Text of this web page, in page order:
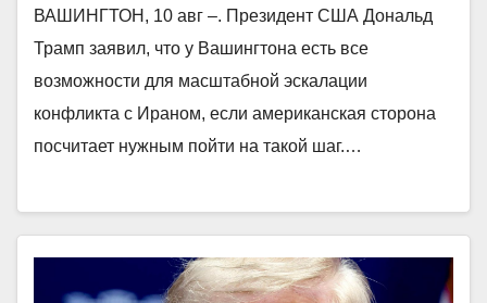
ВАШИНГТОН, 10 авг –. Президент США Дональд
Трамп заявил, что у Вашингтона есть все
возможности для масштабной эскалации
конфликта с Ираном, если американская сторона
посчитает нужным пойти на такой шаг.…